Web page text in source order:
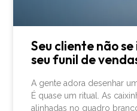
Seu cliente não
seu funil de
A gente adora desenhar
É quase um ritual. As
alinhadas no quadro